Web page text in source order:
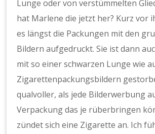
Lunge oder von verstümmelten
hat Marlene die jetzt her? Kurz vor
es längst die Packungen mit den
Bildern aufgedruckt. Sie ist dann
mit so einer schwarzen Lunge wie
Zigarettenpackungsbildern
qualvoller, als jede Bilderwerbung
Verpackung das je rüberbringen
zündet sich eine Zigarette an. Ich